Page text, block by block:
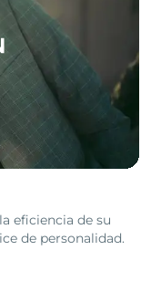
eficiencia de su
de personalidad.